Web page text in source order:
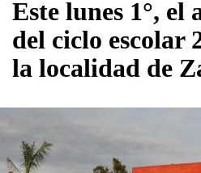
Este lunes 1°, el
del ciclo escolar
la localidad de